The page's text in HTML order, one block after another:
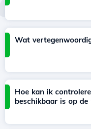
Wat
Hoe kan ik
beschikbaar is op de